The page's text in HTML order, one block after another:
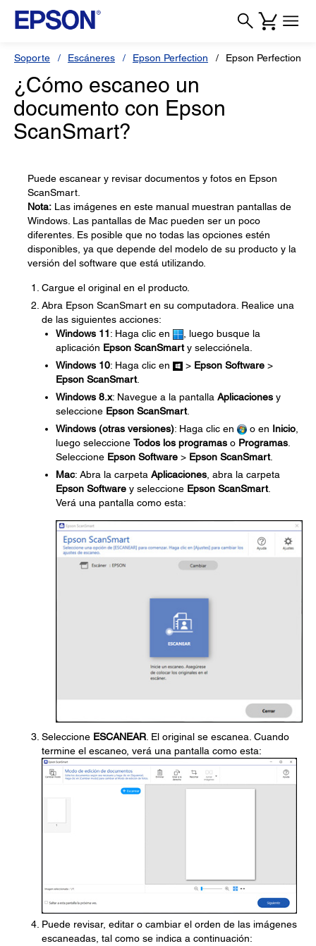
Soporte Escáneres Epson Perfection Epson Perfection
¿Cómo escaneo un
documento con Epson
ScanSmart?
Puede escanear y revisar documentos y fotos en Epson
ScanSmart.
Nota: Las imágenes en este manual muestran pantallas de
Windows. Las pantallas de Mac pueden ser un poco
diferentes. Es posible que no todas las opciones estén
disponibles, ya que depende del modelo de su producto y la
versión del software que está utilizando.
Cargue el original en el producto.
Abra Epson ScanSmart en su computadora. Realice una
de las siguientes acciones:
Windows 11: Haga clic en
, luego busque la
aplicación Epson ScanSmarty selecciónela.
Windows 10: Haga clic en > Epson Software >
Epson ScanSmart.
Windows 8.x: Navegue a la pantalla Aplicaciones y
seleccione Epson ScanSmart.
Windows (otras versiones): Haga clic en o en Inicio
luego seleccione Todos los programas o Programas
Seleccione Epson Software > Epson ScanSmart.
Mac: Abra la carpeta Aplicaciones , abra la carpeta
Epson Software y seleccione Epson ScanSmart.
Verá una pantalla como esta:
Seleccione ESCANEAR . El original se escanea. Cuando
termine el escaneo, verá una pantalla como esta:
Puede revisar, editar o cambiar el orden de las imágenes
escaneadas, tal como se indica a continuación: